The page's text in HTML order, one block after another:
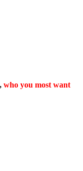
who you most want